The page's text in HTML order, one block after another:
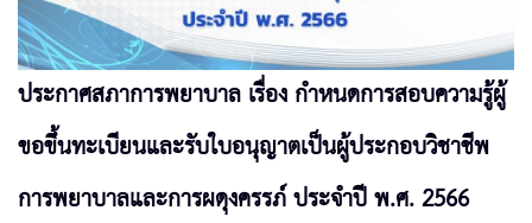
ประกาศสภาการพยาบาล เรื่อง กำหนดการสอบความรู้ผู้
ขอขึ้นทะเบียนและรับใบอนุญาตเป็นผู้ประกอบวิชาชีพ
การพยาบาลและการผดุงครรภ์ ประจำปี พ.ศ. 2566